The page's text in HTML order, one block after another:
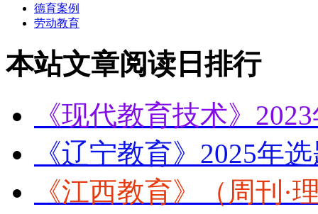
德育案例
劳动教育
本站文章阅读日排行
《现代教育技术》
《辽宁教育》2025年
《江西教育》（周刊·